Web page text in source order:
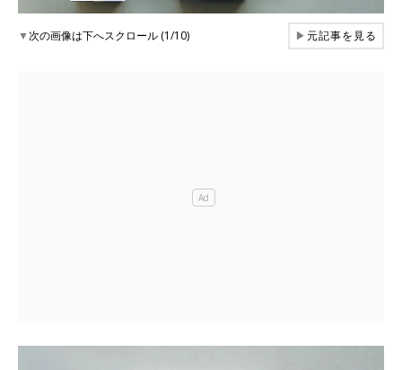
▼次の画像は下へスクロール (1/10) ▶元記事を見る